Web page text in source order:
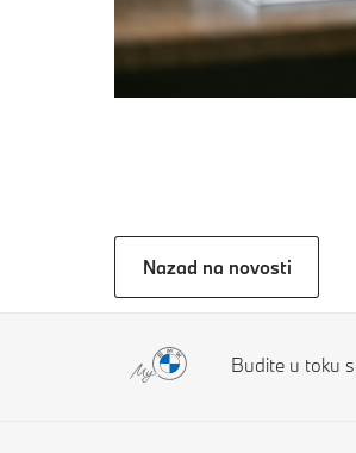
Nazad na novosti
Budite u toku